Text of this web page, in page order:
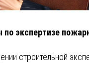
по экспертизе
строительной